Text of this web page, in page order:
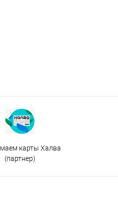
карты Халва
(партнер)